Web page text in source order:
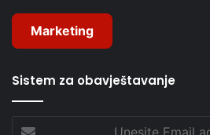
Marketing
Sistem za obavještavanje
Unesite